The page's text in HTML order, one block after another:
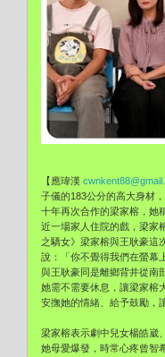
【應瑋漢
子儀的183公分的高大身材，
十年再次合作的梁家榕， 她
近一場家人住院的戲，梁家
之驕女》 梁家榕與王耿豪這
說：「你不覺得我們在螢幕
與王耿豪同是離鄉背井從南
她需不需要休息， 讓梁家榕
安撫她的情緒、給予鼓勵，
梁家榕表示劇中兒女楊皓崴
她母愛爆發， 時常心疼曾智